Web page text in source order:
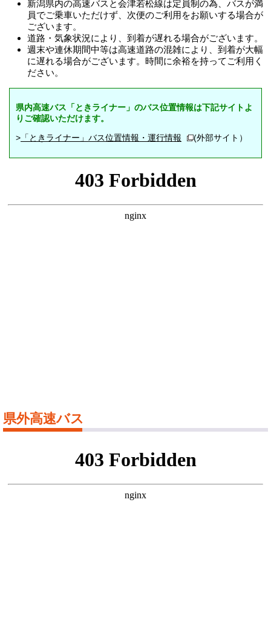
新潟県内の高速バスと会津若松線は定員制の為、バスが満
員でご乗車いただけず、次便のご利用をお願いする場合が
ございます。
道路・気象状況により、到着が遅れる場合がございます。
週末や連休期間中等は高速道路の混雑により、到着が大幅
に遅れる場合がございます。時間に余裕を持ってご利用く
ださい。
県内高速バス「ときライナー」のバス位置情報は下記サイトよ
りご確認いただけます。
> 「ときライナー」バス位置情報・運行情報 (外部サイト）
県外高速バス